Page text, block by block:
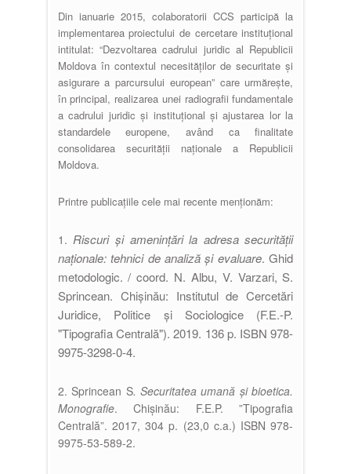
Din ianuarie 2015, colaboratorii CCS participă la
implementarea proiectului de cercetare instituțional
intitulat: “Dezvoltarea cadrului juridic al Republicii
Moldova în contextul necesităților de securitate și
asigurare a parcursului european” care urmărește,
în principal, realizarea unei radiografii fundamentale
a cadrului juridic și instituțional și ajustarea lor la
standardele europene, având ca finalitate
consolidarea securității naționale a Republicii
Moldova.
Printre publicațiile cele mai recente menționăm:
1.Riscuri și amenințări la adresa securității
naționale: tehnici de analiză și evaluare. Ghid
metodologic. / coord. N. Albu, V. Varzari, S.
Sprincean. Chișinău: Institutul de Cercetări
Juridice, Politice şi Sociologice (F.E.-P.
"Tipografia Centrală"). 2019. 136 p. ISBN 978-
9975-3298-0-4.
2. Sprincean S. Securitatea umană și bioetica.
Monografie. Chișinău: F.E.P. ”Tipografia
Centrală”. 2017, 304 p. (23,0 c.a.) ISBN 978-
9975-53-589-2.